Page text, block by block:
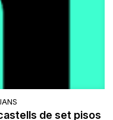
de set pisos